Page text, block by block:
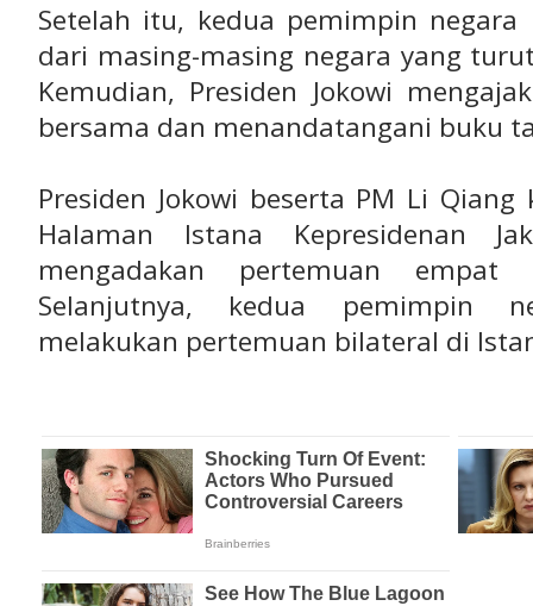
Setelah itu, kedua pemimpin negara
dari masing-masing negara yang
Kemudian, Presiden Jokowi
bersama dan menandatangani buku
Presiden Jokowi beserta PM Li
Halaman Istana Kepresidenan
mengadakan pertemuan
Selanjutnya, kedua pemimpin
melakukan pertemuan bilateral di
East Pacific Rise | 2026-05-20 17:43:02